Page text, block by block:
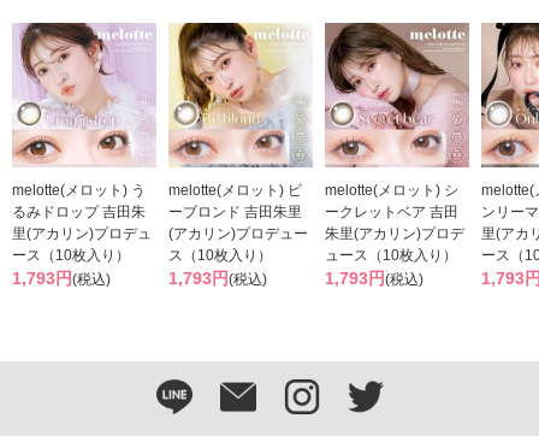
melotte(メロット) う
るみドロップ 吉田朱
里(アカリン)プロデュ
ース（10枚入り）
1,793円(税込)
melotte(メロット) ビ
ーブロンド 吉田朱里
(アカリン)プロデュー
ス（10枚入り）
1,793円(税込)
melotte(メロット) シ
ークレットベア 吉田
朱里(アカリン)プロデ
ュース（10枚入り）
1,793円(税込)
melotte(
ンリー
里(アカ
ース（
1,793